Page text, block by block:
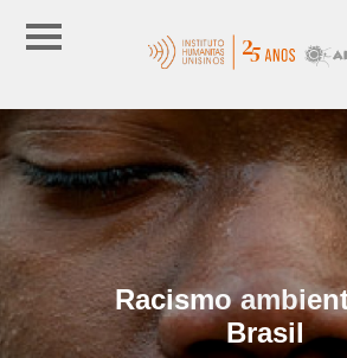
Racismo
Brasil